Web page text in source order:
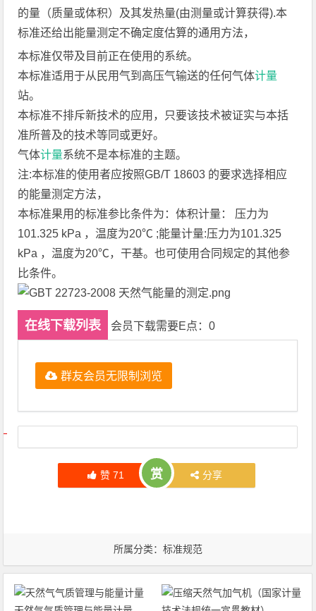
的量（质量或体积）及其发热量(由测量或计算获得).本
标准还给出能量测定不确定度估算的通用方法，
本标准仅带及目前正在使用的系统。
本标准适用于从民用气到高压气输送的任何气体计量
站。
本标准不排斥新技术的应用，只要该技术被证实与本括
准所普及的技术等同或更好。
气体计量系统不是本标准的主题。
注:本标准的使用者应按照GB/T 18603 的要求选择相应
的能量测定方法，
本标准果用的标准参比条件为：体积计量： 压力为
101.325 kPa ，温度为20℃ ;能量计量:压力为101.325
kPa ，温度为20℃，干基。也可使用合同规定的其他参
比条件。
在线下载列表 会员下载需要E点：0
群友会员无限制浏览
文章导航
赞 71 赏 分享
所属分类： 标准规范